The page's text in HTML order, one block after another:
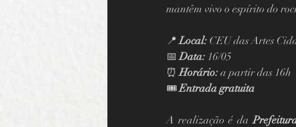
mantêm vivo o espírito do
📍 Local: CEU das Artes
📅 Data: 16/05
⏰ Horário: a partir das 16h
🎟️ Entrada gratuita
A realização é da